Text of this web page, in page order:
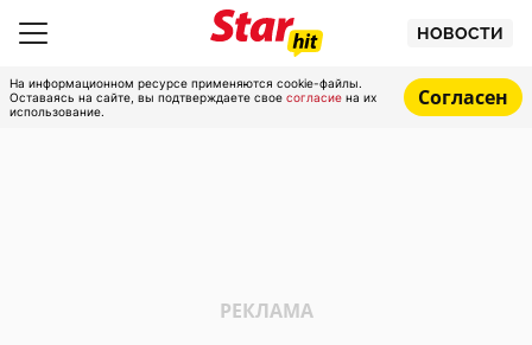
НОВОСТИ
На информационном ресурсе применяются cookie-файлы.
Оставаясь на сайте, вы подтверждаете свое согласие на их
использование.
Согласен